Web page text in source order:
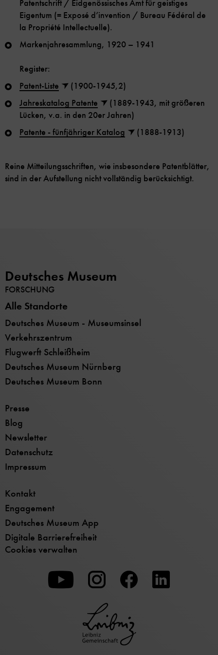
Patentschrift / Eidgenössisches Amt für geistiges
Eigentum (= Exposé d’invention / Bureau Fédéral de
la Propriété Intellectuelle).
Markenjahresammlung, 1920 – 1941
Register:
Patent-Liste
(1900-1945,2)
Jahreskatalog Patente
(1889-1943, mit größeren
Lücken, v.a. in den 20er Jahren)
Patente - fünfjähriger Katalog
(1888-1913)
Reine Mitteilungsschriften, wie insbesondere Patentblätter,
sind in der Aufstellung nicht vollständig berücksichtigt.
Deutsches Museum
FORSCHUNG
Alle Standorte
Deutsches Museum - Museumsinsel
Verkehrszentrum
Flugwerft Schleißheim
Deutsches Museum Nürnberg
Deutsches Museum Bonn
Presse
Blog
Newsletter
Datenschutz
Impressum
Kontakt
Engagement
Deutsches Museum App
Digitale Barrierefreiheit
Cookies verwalten
Zu
unserer
Youtube-
Seite
Zu
unserer
Instagram-
Seite
Zu
unserer